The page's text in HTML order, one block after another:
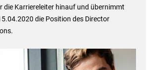
die Karriereleiter hinauf und übernimmt
die Position des Director